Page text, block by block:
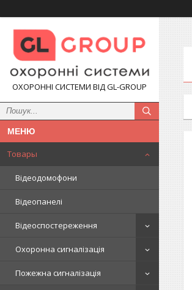
ОХОРОННІ СИСТЕМИ ВІД GL-GROUP
Товары
Відеодомофони
Відеопанелі
Відеоспостереження
Охоронна сигналізація
Пожежна сигналізація